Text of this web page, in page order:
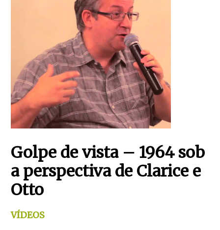
Golpe de vista – 1964 sob
a perspectiva de Clarice e
Otto
VÍDEOS